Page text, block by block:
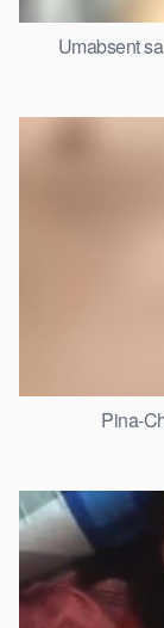
Umabsent
Pina-